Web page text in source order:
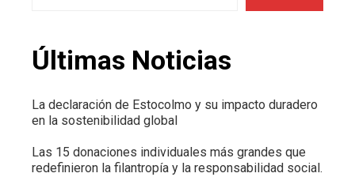
Últimas Noticias
La declaración de Estocolmo y su impacto duradero
en la sostenibilidad global
Las 15 donaciones individuales más grandes que
redefinieron la filantropía y la responsabilidad social.